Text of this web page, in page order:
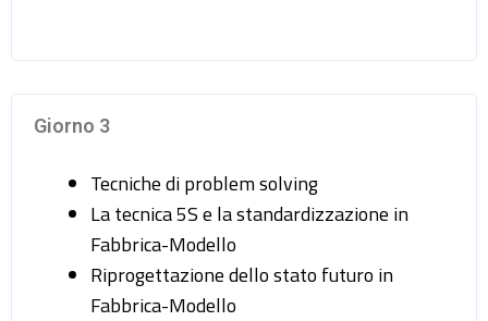
Giorno 3
Tecniche di problem solving
La tecnica 5S e la standardizzazione in
Fabbrica-Modello
Riprogettazione dello stato futuro in
Fabbrica-Modello